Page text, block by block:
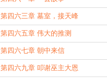
第四六三章 墓室，接天峰
第四六五章 伟大的推测
第四六七章 朝中来信
第四六九章 叩谢巫主大恩